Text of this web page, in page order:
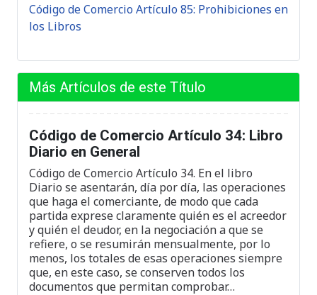
Código de Comercio Artículo 85: Prohibiciones en
los Libros
Más Artículos de este Título
Código de Comercio Artículo 34: Libro
Diario en General
Código de Comercio Artículo 34. En el libro
Diario se asentarán, día por día, las operaciones
que haga el comerciante, de modo que cada
partida exprese claramente quién es el acreedor
y quién el deudor, en la negociación a que se
refiere, o se resumirán mensualmente, por lo
menos, los totales de esas operaciones siempre
que, en este caso, se conserven todos los
documentos que permitan comprobar…